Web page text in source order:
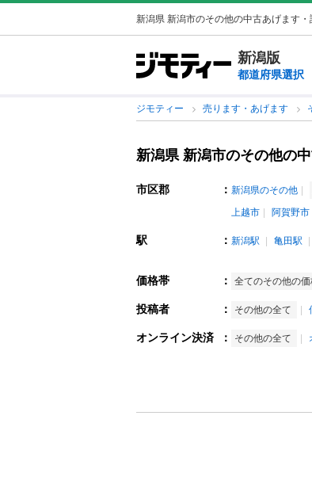
新潟県 新潟市のその他の中古あげます
新潟版
都道府県選択
ジモティー 売ります・あげます
新潟県 新潟市のその他の
市区郡 ： 新潟県のその他
上越市
阿賀野市
駅 ： 新潟駅 亀田駅
価格帯 ： 全てのその他の
投稿者 ： その他の全て
オンライン決済 ： その他の全て